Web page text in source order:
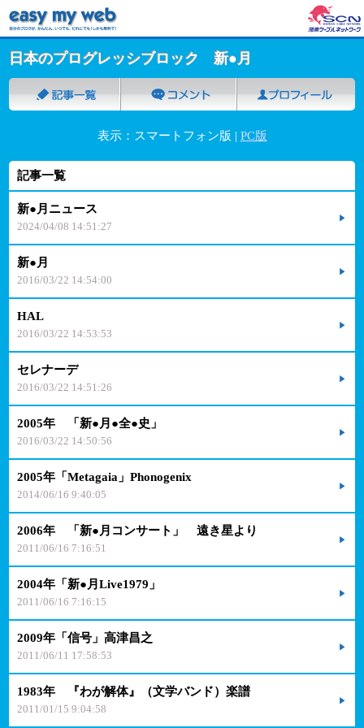
日本のプログレッシブロック 新●月
表示：スマートフォン版 | PC版
記事一覧
新●月ニュース
2024/04/08 14:51:27
新●月
2016/03/22 14:54:00
HAL
2016/03/22 14:53:53
セレナーデ
2016/03/22 14:51:26
2005年 「新●月●全●史」
2016/03/22 14:50:56
2005年「Metagaia」Phonogenix
2014/06/16 9:40:05
2006年 「新●月コンサート」 遠き星より
2011/06/16 7:16:51
2004年「新●月Live1979」
2011/06/16 7:16:15
2009年「信号」高津昌之
2011/06/11 17:58:53
1983年 『わが解体』（文学バンド）楽譜
2011/01/15 9:04:58